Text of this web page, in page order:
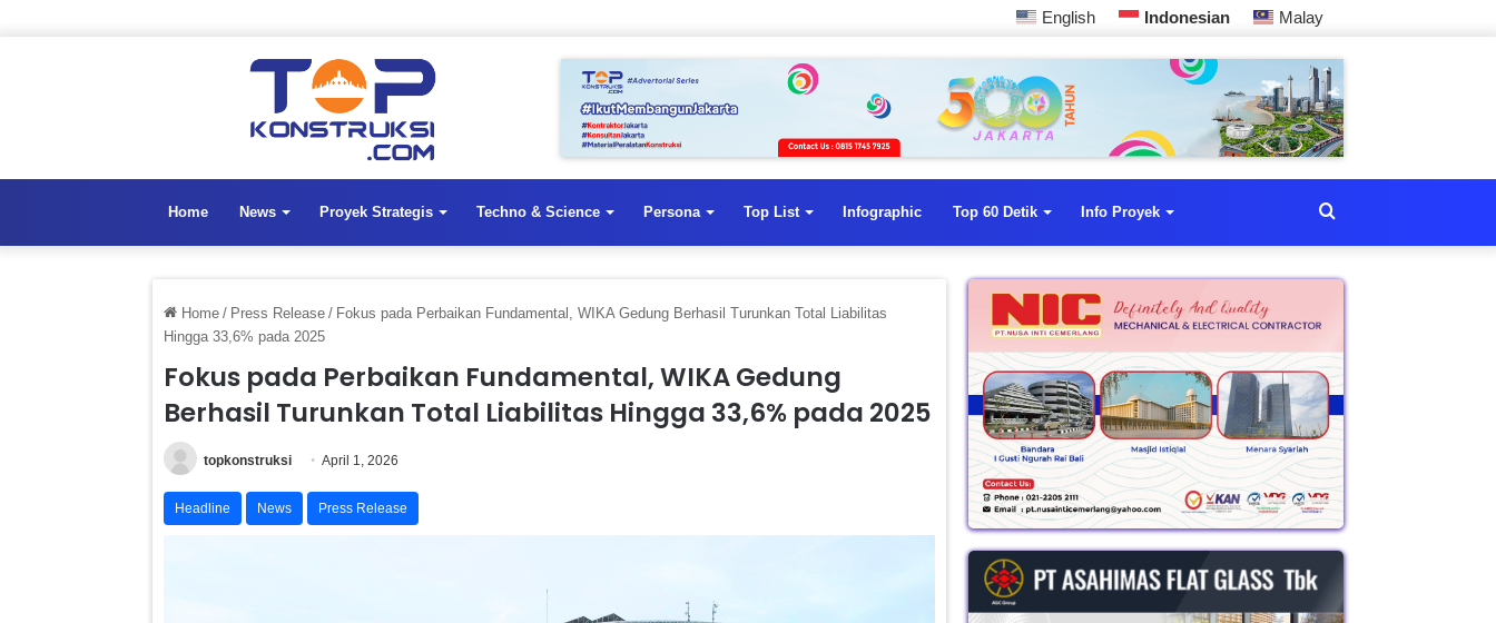
English Indonesian Malay
Home News Proyek Strategis Techno & Science Persona Top List Infographic Top 60 Detik Info Proyek
Home / Press Release / Fokus pada Perbaikan Fundamental, WIKA Gedung Berhasil Turunkan Total Liabilitas
Hingga 33,6% pada 2025
Fokus pada Perbaikan Fundamental, WIKA Gedung
Berhasil Turunkan Total Liabilitas Hingga 33,6% pada 2025
topkonstruksi April 1, 2026
Headline News Press Release